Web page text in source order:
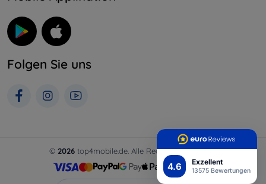
4.6 Exzellent
13575 Bewertungen
Folgen Sie uns
© 2026 top4mobile.de. Alle Rechte vorbehalten.